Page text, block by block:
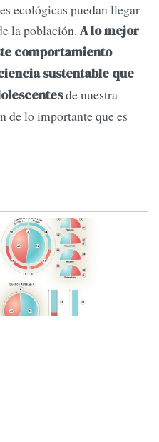
ecológicas puedan llegar
la población. A lo mejor
comportamiento
sustentable que
de nuestra
de lo importante que es